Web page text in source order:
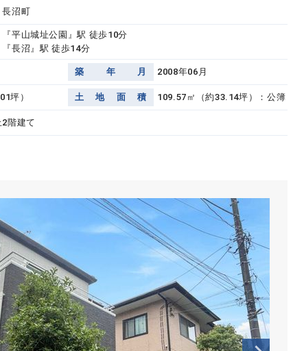
長沼町
平山城址公園』駅 徒歩10分
長沼』駅 徒歩14分
築 年 月 2008年06月
坪） 土 地 面 積 109.57㎡（約33.14坪）：公簿
階建て